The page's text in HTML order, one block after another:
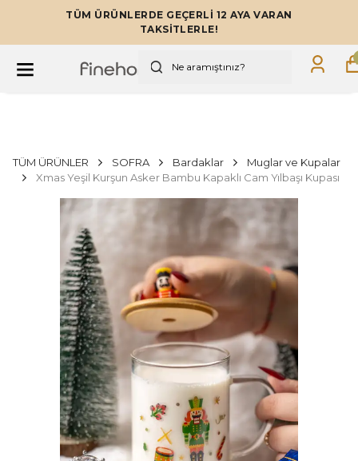
TÜM ÜRÜNLERDE GEÇERLİ 12 AYA VARAN
TAKSİTLERLE!
TÜM ÜRÜNLER SOFRA Bardaklar
Muglar ve Kupalar
Xmas Yeşil Kurşun Asker Bambu Kapaklı Cam Yılbaşı Kupası